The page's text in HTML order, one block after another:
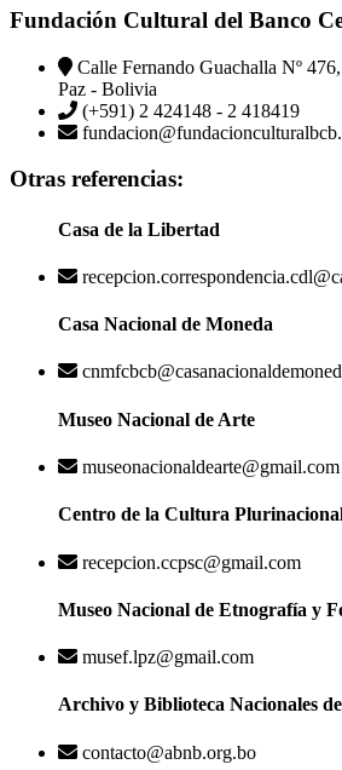
Fundación Cultural del Banco
Calle Fernando Guachalla Nº
Paz - Bolivia
(+591) 2 424148 - 2 418419
Otras referencias:
Casa de la Libertad
Casa Nacional de Moneda
Museo Nacional de Arte
museonacionaldearte@gmail.com
Centro de la Cultura
recepcion.ccpsc@gmail.com
Museo Nacional de Etnografía y
musef.lpz@gmail.com
Archivo y Biblioteca Nacionales
contacto@abnb.org.bo